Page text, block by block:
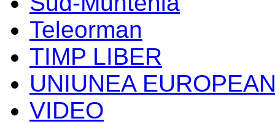
Teleorman
TIMP LIBER
UNIUNEA
VIDEO